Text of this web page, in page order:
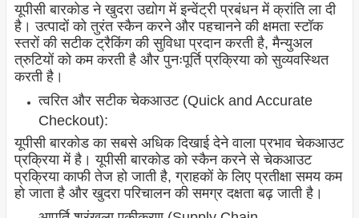
यूपीसी बारकोड ने खुदरा उद्योग में इन्वेंट्री प्रबंधन में क्रांति ला दी
है। उत्पादों को तुरंत स्कैन करने और पहचानने की क्षमता स्टॉक
स्तरों की सटीक ट्रैकिंग की सुविधा प्रदान करती है, मैन्युअल
त्रुटियों को कम करती है और पुनःपूर्ति प्रक्रिया को सुव्यवस्थित
करती है।
त्वरित और सटीक चेकआउट (Quick and Accurate
Checkout):
यूपीसी बारकोड का सबसे अधिक दिखाई देने वाला प्रभाव चेकआउट
प्रक्रिया में है। यूपीसी बारकोड को स्कैन करने से चेकआउट
प्रक्रिया काफी तेज हो जाती है, ग्राहकों के लिए प्रतीक्षा समय कम
हो जाता है और खुदरा परिचालन की समग्र दक्षता बढ़ जाती है।